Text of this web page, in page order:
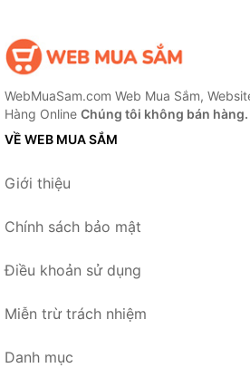
WebMuaSam.com Web Mua Sắm,
Hàng Online Chúng tôi không bán hàng.
VỀ WEB MUA SẮM
Giới thiệu
Chính sách bảo mật
Điều khoản sử dụng
Miễn trừ trách nhiệm
Danh mục